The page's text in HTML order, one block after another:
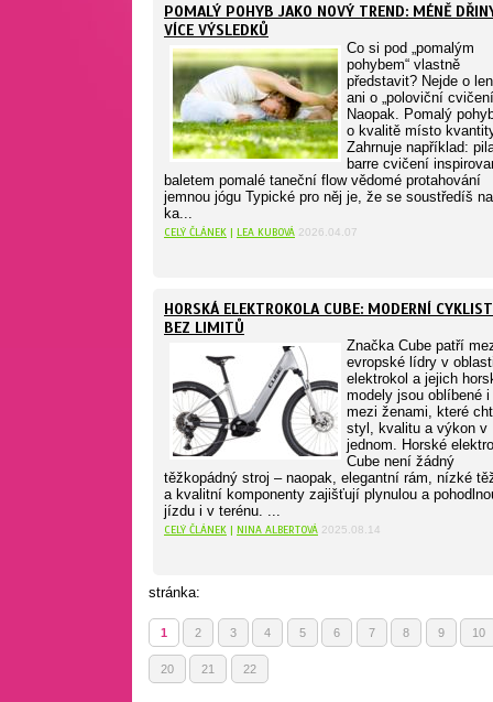
POMALÝ POHYB JAKO NOVÝ TREND: MÉNĚ
VÍCE VÝSLEDKŮ
Co si pod „pomalým
pohybem“ vlastně
představit? Nejde o
ani o „poloviční
Naopak. Pomalý
o kvalitě místo
Zahrnuje například:
barre cvičení
baletem pomalé taneční flow vědomé protahování
jemnou jógu Typické pro něj je, že se soustředíš na
ka...
CELÝ ČLÁNEK | LEA KUBOVÁ 2026.04.07
HORSKÁ ELEKTROKOLA CUBE: MODERNÍ
BEZ LIMITŮ
Značka Cube patří
evropské lídry v
elektrokol a jejich
modely jsou oblíbené i
mezi ženami, které
styl, kvalitu a výkon v
jednom. Horské
Cube není žádný
těžkopádný stroj – naopak, elegantní rám, nízké
a kvalitní komponenty zajišťují plynulou a
jízdu i v terénu. ...
CELÝ ČLÁNEK | NINA ALBERTOVÁ 2025.08.14
stránka:
1 2 3 4 5 6 7 8 9 10
20 21 22